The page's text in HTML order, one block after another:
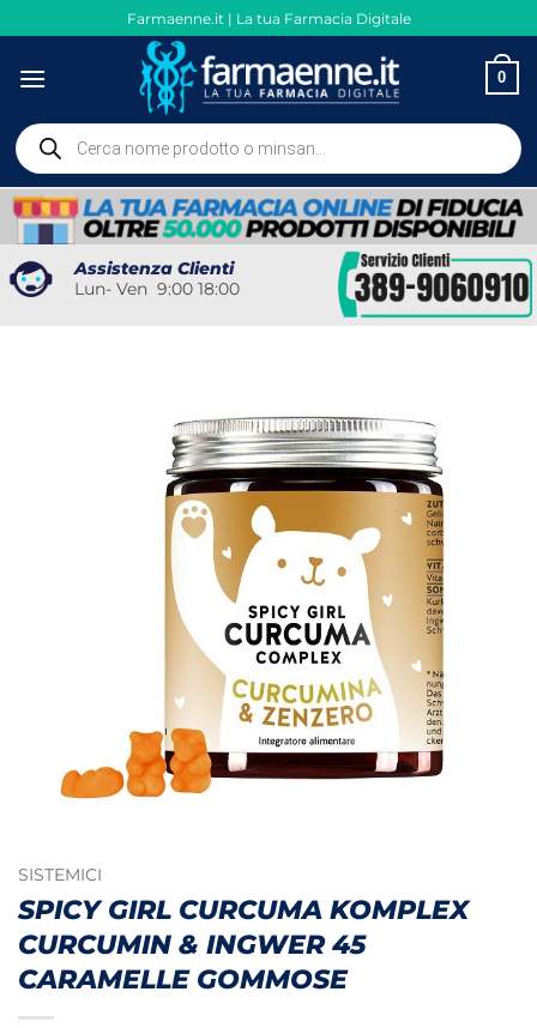
ai
contenuti
Farmaenne.it | La tua Farmacia Digitale
0
Ricerca
prodotti
Assistenza Clienti
Lun- Ven 9:00 18:00
SISTEMICI
SPICY GIRL CURCUMA KOMPLEX
CURCUMIN & INGWER 45
CARAMELLE GOMMOSE